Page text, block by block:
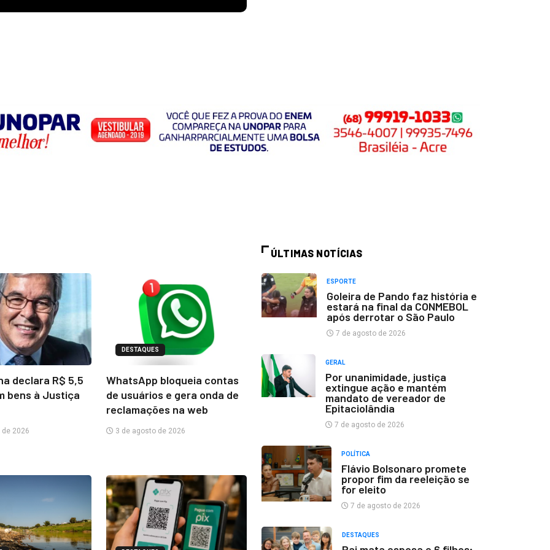
declara R$ 5,5
bens à Justiça
2026
DESTAQUES
WhatsApp bloqueia contas
de usuários e gera onda de
reclamações na web
3 de agosto de 2026
ÚLTIMAS NOTÍCIAS
ESPORTE
Goleira de Pando faz história e
estará na final da CONMEBOL
após derrotar o São Paulo
7 de agosto de 2026
GERAL
Por unanimidade, justiça
extingue ação e mantém
mandato de vereador de
Epitaciolândia
7 de agosto de 2026
POLÍTICA
Flávio Bolsonaro promete
propor fim da reeleição se
for eleito
7 de agosto de 2026
DESTAQUES